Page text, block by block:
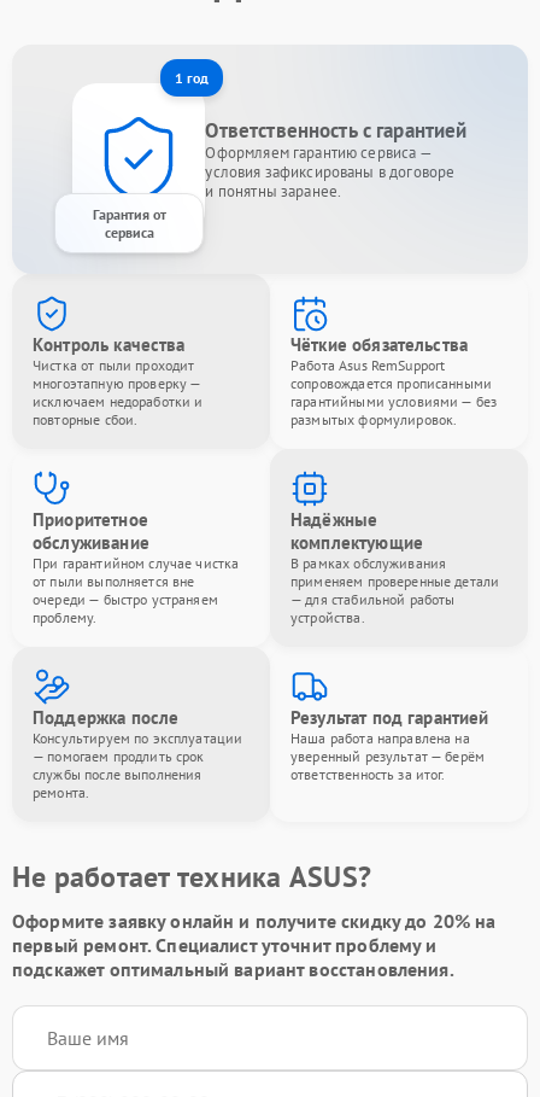
1 год
Гарантия от
сервиса
Ответственность с гарантией
Оформляем гарантию сервиса —
условия зафиксированы в договоре
и понятны заранее.
Контроль качества
Чистка от пыли проходит
многоэтапную проверку —
исключаем недоработки и
повторные сбои.
Чёткие обязательства
Работа Asus RemSupport
сопровождается прописанными
гарантийными условиями — без
размытых формулировок.
Приоритетное
обслуживание
При гарантийном случае чистка
от пыли выполняется вне
очереди — быстро устраняем
проблему.
Надёжные
комплектующие
В рамках обслуживания
применяем проверенные детали
— для стабильной работы
устройства.
Поддержка после
Консультируем по эксплуатации
— помогаем продлить срок
службы после выполнения
ремонта.
Результат под гарантией
Наша работа направлена на
уверенный результат — берём
ответственность за итог.
Не работает техника ASUS?
Оформите заявку онлайн и получитескидку до 20% на
первый ремонт. Специалист уточнит проблему и
подскажет оптимальный вариант восстановления.